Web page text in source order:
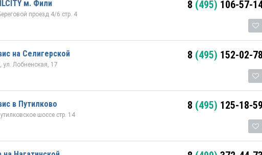
м. Фили
проезд 4/6 стр. 4
8 (495) 106-57-
на Селигерской
ул. Лобненская, 17
8 (495) 152-02-78
в Путилково
шоссе стр. 14
8 (495) 125-18-59